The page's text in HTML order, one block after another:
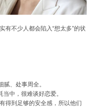
有不少人都会陷入“想太多”的状
腻、处事周全。
中，很难谈好恋爱。
得到足够的安全感，所以他们